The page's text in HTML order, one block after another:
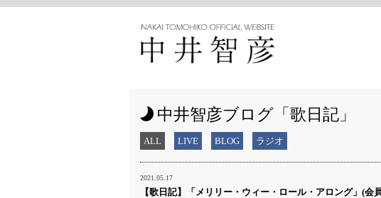
中井智彦ブログ「歌日記」
ALL LIVE BLOG ラジオ
2021.05.17
【歌日記】「メリリー・ウィー・ロール・アロング」(会